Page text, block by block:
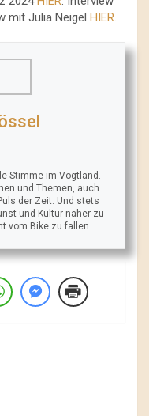
mit Julia Neigel HIER.
Stimme im Vogtland.
und Themen, auch
der Zeit. Und stets
und Kultur näher zu
vom Bike zu fallen.